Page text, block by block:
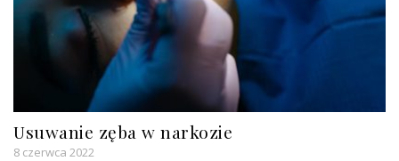
Usuwanie zęba w narkozie
8 czerwca 2022